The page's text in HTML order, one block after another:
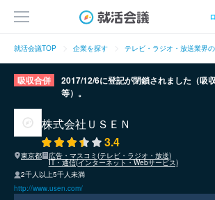
就活会議TOP 企業を探す テレビ・ラジオ・放送業界
吸収合併
2017/12/6に登記が閉鎖されました（吸
等）。
株式会社ＵＳＥＮ
3.4
東京都 広告・マスコミ(テレビ・ラジオ・放送)
IT・通信(インターネット・Webサービス)
2千人以上5千人未満
http://www.usen.com/